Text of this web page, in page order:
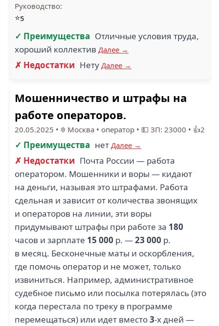
Руководство:
⭐5
✓ Преимущества Отличные условия труда,
хороший коллектив Далее →
✗ Недостатки Нету Далее →
Мошенничество и штрафы на
работе операторов.
20.05.2025 • Москва • оператор • 💵 ЗП: 23000 • 👍2
✓ Преимущества нет Далее →
✗ Недостатки Почта России — работа
оператором. Мошенники и воры — кидают
на деньги, называя это штрафами. Работа
сдельная и зависит от количества звонящих
и операторов на линии, эти воры
придумывают штрафы при работе за 180
часов и зарплате 15 000 р. —23 000 р.
в месяц. Бесконечные маты и оскорбления,
где помочь оператор и не может, только
извиниться. Например, административное
судебное письмо или посылка потерялась (это
когда перестала по треку в программе
перемещаться) или идет вместо3-х дней —